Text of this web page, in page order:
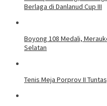
Berlaga di Danlanud Cup III
Boyong 108 Medali,
Selatan
Tenis Meja Porprov II